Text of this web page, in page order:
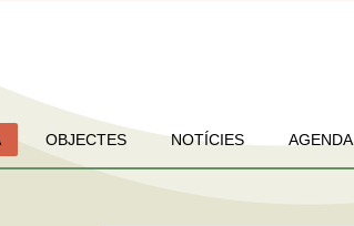
OBJECTES NOTÍCIES AGENDA